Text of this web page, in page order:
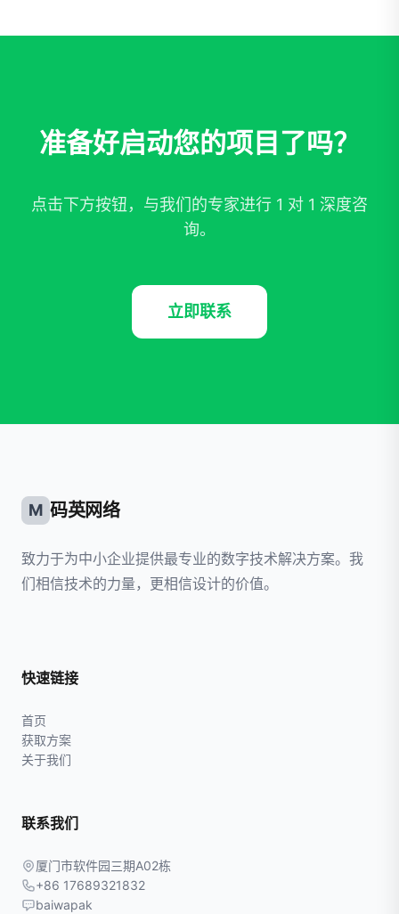
准备好启动您的项目了吗？
点击下方按钮，与我们的专家进行 1 对 1 深度咨
询。
立即联系
M 码英网络
致力于为中小企业提供最专业的数字技术解决方案。我
们相信技术的力量，更相信设计的价值。
快速链接
首页
获取方案
关于我们
联系我们
厦门市软件园三期A02栋
+86 17689321832
baiwapak